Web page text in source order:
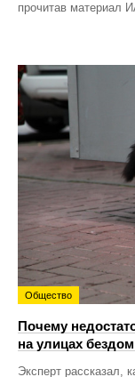
прочитав материал
Общество
Почему
на улицах
Эксперт рассказал,